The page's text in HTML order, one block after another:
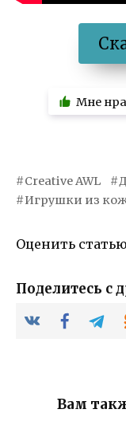
Мне
Creative AWL
Игрушки из
Оценить статью
Поделитесь с
Вам